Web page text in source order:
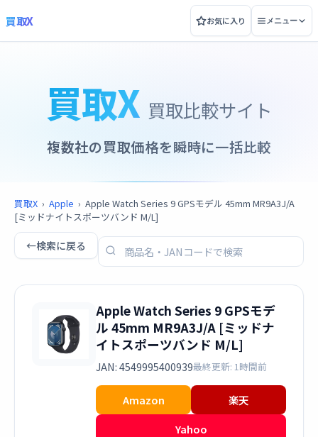
買取X お気に入り メニュー
買取X 買取比較サイト
複数社の買取価格を瞬時に一括比較
買取X › Apple › Apple Watch Series 9 GPSモデル 45mm MR9A3J/A
[ミッドナイトスポーツバンド M/L]
←検索に戻る
Apple Watch Series 9 GPSモデ
ル 45mm MR9A3J/A [ミッドナ
イトスポーツバンド M/L]
JAN: 4549995400939最終更新: 1時間前
Amazon
楽天
Yahoo